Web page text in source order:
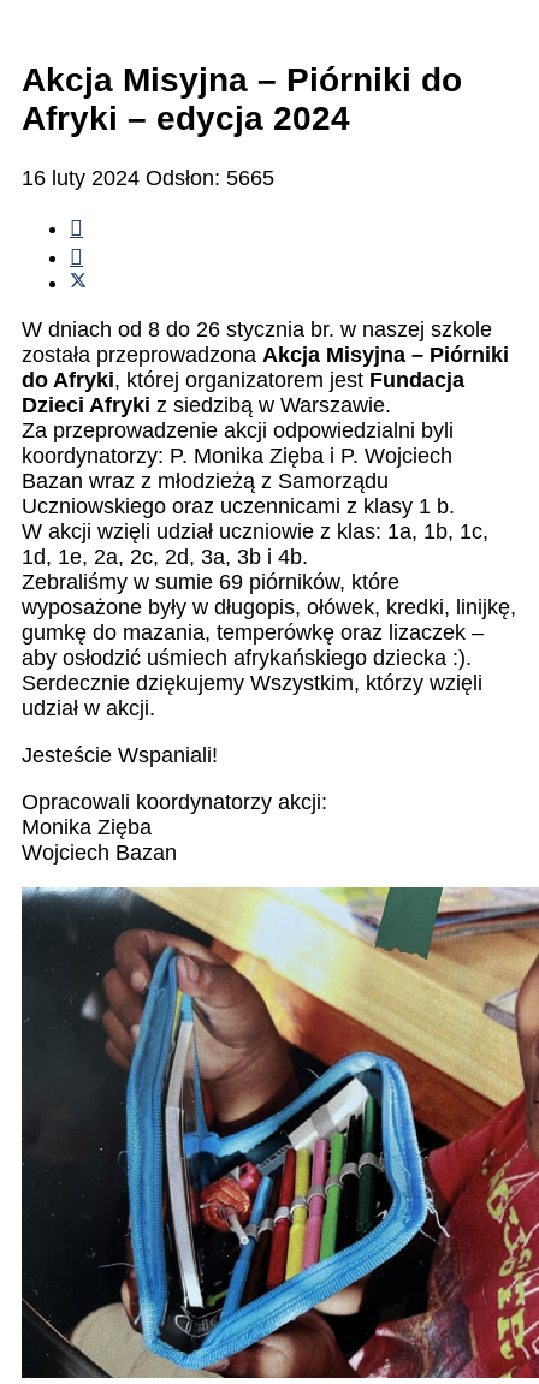
Akcja Misyjna – Piórniki do
Afryki – edycja 2024
16 luty 2024 Odsłon: 5665
W dniach od 8 do 26 stycznia br. w naszej szkole
została przeprowadzona Akcja Misyjna – Piórniki
do Afryki, której organizatorem jest Fundacja
Dzieci Afryki z siedzibą w Warszawie.
Za przeprowadzenie akcji odpowiedzialni byli
koordynatorzy: P. Monika Zięba i P. Wojciech
Bazan wraz z młodzieżą z Samorządu
Uczniowskiego oraz uczennicami z klasy 1 b.
W akcji wzięli udział uczniowie z klas: 1a, 1b, 1c,
1d, 1e, 2a, 2c, 2d, 3a, 3b i 4b.
Zebraliśmy w sumie 69 piórników, które
wyposażone były w długopis, ołówek, kredki, linijkę,
gumkę do mazania, temperówkę oraz lizaczek –
aby osłodzić uśmiech afrykańskiego dziecka :).
Serdecznie dziękujemy Wszystkim, którzy wzięli
udział w akcji.
Jesteście Wspaniali!
Opracowali koordynatorzy akcji:
Monika Zięba
Wojciech Bazan